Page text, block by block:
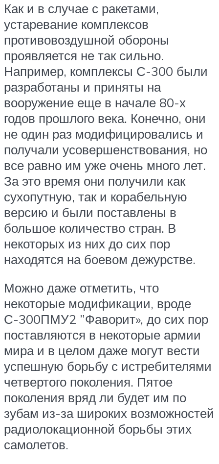
Как и в случае с ракетами,
устаревание комплексов
противовоздушной обороны
проявляется не так сильно.
Например, комплексы С-300 были
разработаны и приняты на
вооружение еще в начале 80-х
годов прошлого века. Конечно, они
не один раз модифицировались и
получали усовершенствования, но
все равно им уже очень много лет.
За это время они получили как
сухопутную, так и корабельную
версию и были поставлены в
большое количество стран. В
некоторых из них до сих пор
находятся на боевом дежурстве.
Можно даже отметить, что
некоторые модификации, вроде
С-300ПМУ2 ”Фаворит», до сих пор
поставляются в некоторые армии
мира и в целом даже могут вести
успешную борьбу с истребителями
четвертого поколения. Пятое
поколения вряд ли будет им по
зубам из-за широких возможностей
радиолокационной борьбы этих
самолетов.